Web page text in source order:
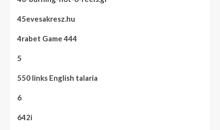
45evesakresz.hu
4rabet Game 444
5
550 links English talaria
6
642i